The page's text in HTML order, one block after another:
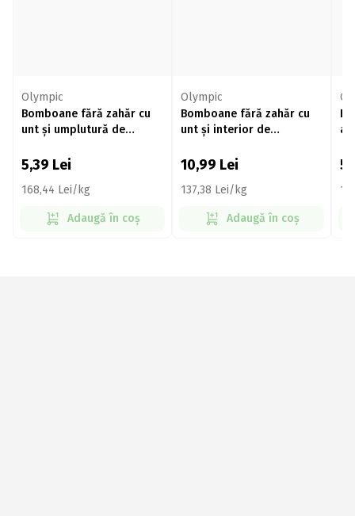
Olympic
Bomboane fără zahăr cu
unt și umplutură de
5,39 Lei
168,44 Lei/kg
Adaugă în coș
Olympic
Bomboane fără zahăr cu
unt și interior de
10,99 Lei
137,38 Lei/kg
Adaugă în coș